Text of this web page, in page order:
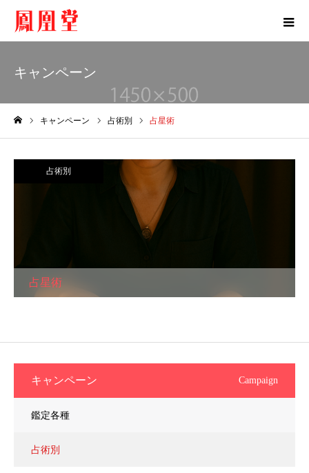
キャンペーン
キャンペーン 占術別 占星術
占術別
占星術
キャンペーン Campaign
鑑定各種
占術別